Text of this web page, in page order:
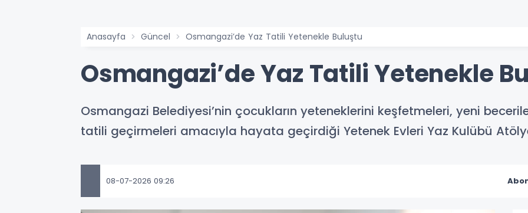
Anasayfa Güncel Osmangazi’de Yaz Tatili Yetenekle Buluştu
Osmangazi’de Yaz Tatili Yetenekle
Osmangazi Belediyesi’nin çocukların yeteneklerini keşfetmeleri, yeni
tatili geçirmeleri amacıyla hayata geçirdiği Yetenek Evleri Yaz Kulübü
08-07-2026 09:26